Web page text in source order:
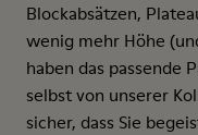
Blockabsätzen,
wenig mehr Höhe
haben das passende
selbst von unserer
sicher, dass Sie